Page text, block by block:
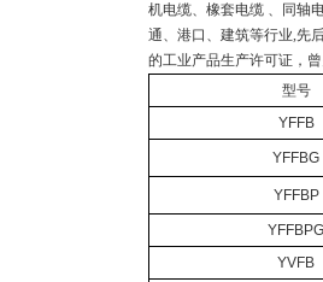
机电缆、橡套电缆 、同轴
通、港口、建筑等行业,先
的工业产品生产许可证，
型号
YFFB
YFFBG
YFFBP
YFFBPG
YVFB